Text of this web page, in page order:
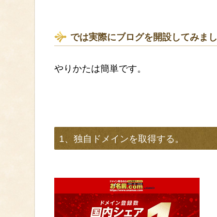
では実際にブログを開設してみま
やりかたは簡単です。
1、独自ドメインを取得する。